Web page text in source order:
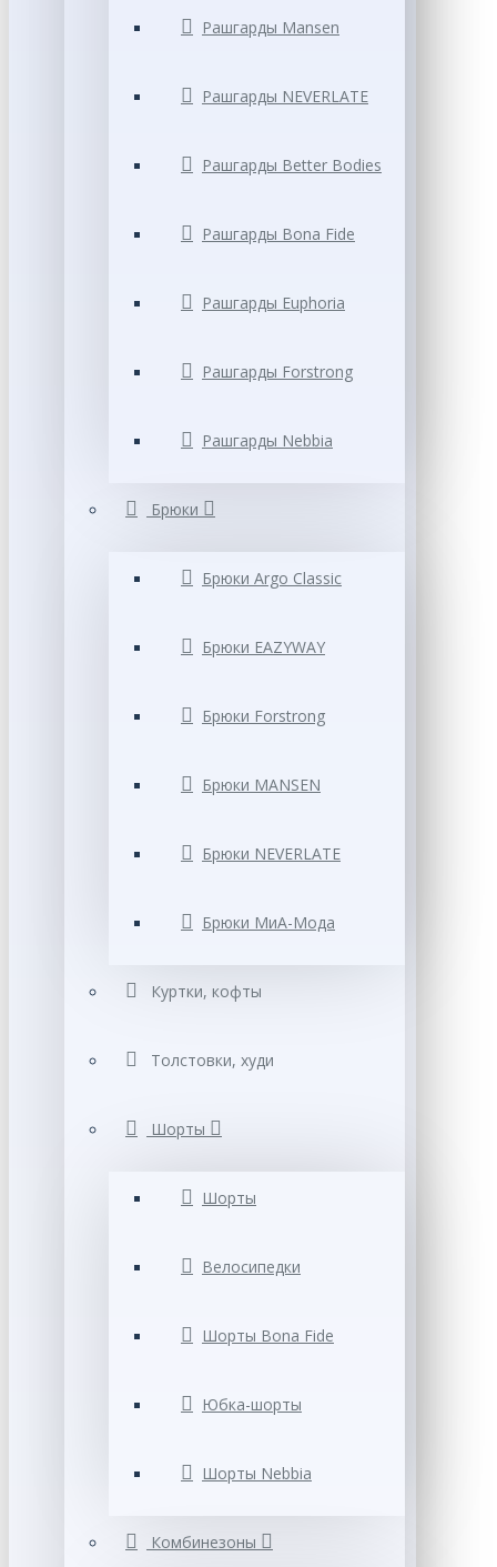
Рашгарды Mansen
Рашгарды NEVERLATE
Рашгарды Better Bodies
Рашгарды Bona Fide
Рашгарды Euphoria
Рашгарды Forstrong
Рашгарды Nebbia
Брюки
Брюки Argo Classic
Брюки EAZYWAY
Брюки Forstrong
Брюки MANSEN
Брюки NEVERLATE
Брюки МиА-Мода
Куртки, кофты
Толстовки, худи
Шорты
Шорты
Велосипедки
Шорты Bona Fide
Юбка-шорты
Шорты Nebbia
Комбинезоны